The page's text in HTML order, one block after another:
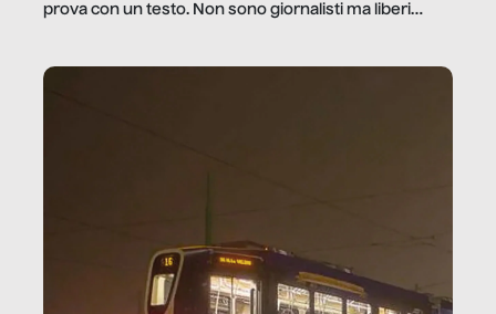
prova con un testo. Non sono giornalisti ma liberi